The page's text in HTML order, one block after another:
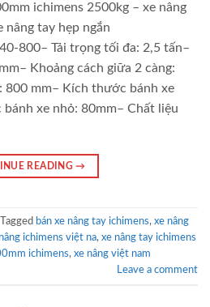
ichimens 2500kg – xe nâng
nâng tay hẹp ngắn
800– Tải trọng tối đa: 2,5 tấn–
Khoảng cách giữa 2 càng:
800 mm– Kích thước bánh xe
xe nhỏ: 80mm– Chất liệu
READING→
Tagged bán xe nâng tay ichimens, xe nâng
ichimens việt na, xe nâng tay ichimens
ichimens, xe nâng việt nam
Leave a comment